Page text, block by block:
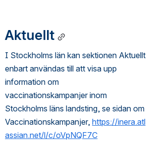
Aktuellt
I Stockholms län kan sektionen Aktuellt
enbart användas till att visa upp
information om
vaccinationskampanjer inom
Stockholms läns landsting, se sidan om
Vaccinationskampanjer, https://inera.atl
assian.net/l/c/oVpNQF7C